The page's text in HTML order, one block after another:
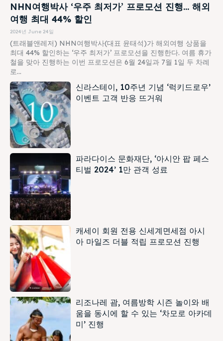
NHN여행박사 ‘우주 최저가’ 프로모션 진행… 해외
여행 최대 44% 할인
2024년 June 24일
(트래블앤레저) NHN여행박사(대표 윤태석)가 해외여행 상품을
최대 44% 할인하는 ‘우주 최저가’ 프로모션을 진행한다. 여름 휴가
철을 맞아 진행하는 이번 프로모션은 6월 24일과 7월 1일 두 차례
로...
신라스테이, 10주년 기념 ‘럭키드로우’
이벤트 고객 반응 뜨거워
파라다이스 문화재단, ‘아시안 팝 페스
티벌 2024’ 1만 관객 성료
캐세이 회원 전용 신세계면세점 아시
아 마일즈 더블 적립 프로모션 진행
리조나레 괌, 여름방학 시즌 놀이와 배
움을 동시에 할 수 있는 ‘차모로 아카데
미’ 진행